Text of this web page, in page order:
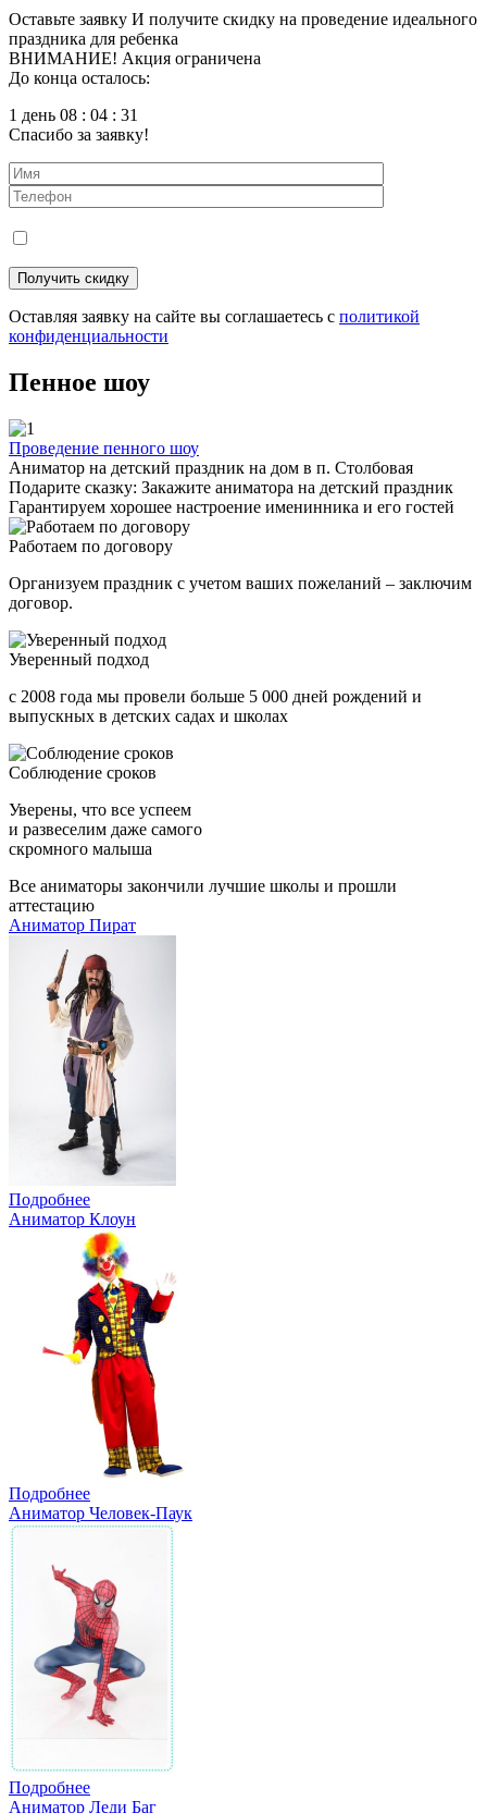
Оставьте заявку И получите скидку на проведение идеального
праздника для ребенка
ВНИМАНИЕ! Акция ограничена
До конца осталось:
1 день 08 : 04 : 30
Спасибо за заявку!
Оставляя заявку на сайте вы соглашаетесь с политикой
конфиденциальности
Пенное шоу
Проведение пенного шоу
Аниматор на детский праздник на дом в п. Столбовая
Подарите сказку: Закажите аниматора на детский праздник
Гарантируем хорошее настроение именинника и его гостей
Работаем по договору
Организуем праздник с учетом ваших пожеланий – заключим
договор.
Уверенный подход
с 2008 года мы провели больше 5 000 дней рождений и
выпускных в детских садах и школах
Соблюдение сроков
Уверены, что все успеем
и развеселим даже самого
скромного малыша
Все аниматоры закончили лучшие школы и прошли
аттестацию
Аниматор Пират
Подробнее
Аниматор Клоун
Подробнее
Аниматор Человек-Паук
Подробнее
Аниматор Леди Баг